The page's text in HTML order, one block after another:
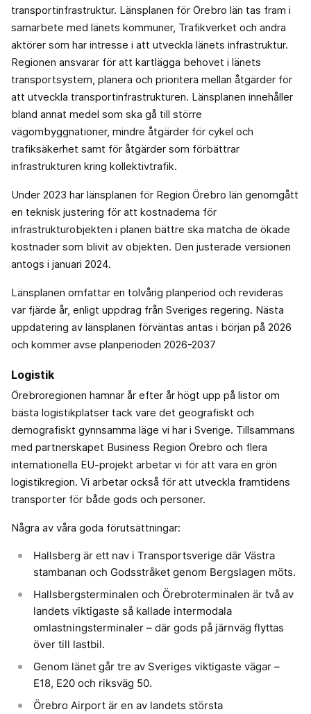
transportinfrastruktur. Länsplanen för Örebro län tas fram i
samarbete med länets kommuner, Trafikverket och andra
aktörer som har intresse i att utveckla länets infrastruktur.
Regionen ansvarar för att kartlägga behovet i länets
transportsystem, planera och prioritera mellan åtgärder för
att utveckla transportinfrastrukturen. Länsplanen innehåller
bland annat medel som ska gå till större
vägombyggnationer, mindre åtgärder för cykel och
trafiksäkerhet samt för åtgärder som förbättrar
infrastrukturen kring kollektivtrafik.
Under 2023 har länsplanen för Region Örebro län genomgått
en teknisk justering för att kostnaderna för
infrastrukturobjekten i planen bättre ska matcha de ökade
kostnader som blivit av objekten. Den justerade versionen
antogs i januari 2024.
Länsplanen omfattar en tolvårig planperiod och revideras
var fjärde år, enligt uppdrag från Sveriges regering. Nästa
uppdatering av länsplanen förväntas antas i början på 2026
och kommer avse planperioden 2026-2037
Logistik
Örebroregionen hamnar år efter år högt upp på listor om
bästa logistikplatser tack vare det geografiskt och
demografiskt gynnsamma läge vi har i Sverige. Tillsammans
med partnerskapet Business Region Örebro och flera
internationella EU-projekt arbetar vi för att vara en grön
logistikregion. Vi arbetar också för att utveckla framtidens
transporter för både gods och personer.
Några av våra goda förutsättningar:
Hallsberg är ett nav i Transportsverige där Västra
stambanan och Godsstråket genom Bergslagen möts.
Hallsbergsterminalen och Örebroterminalen är två av
landets viktigaste så kallade intermodala
omlastningsterminaler – där gods på järnväg flyttas
över till lastbil.
Genom länet går tre av Sveriges viktigaste vägar –
E18, E20 och riksväg 50.
Örebro Airport är en av landets största